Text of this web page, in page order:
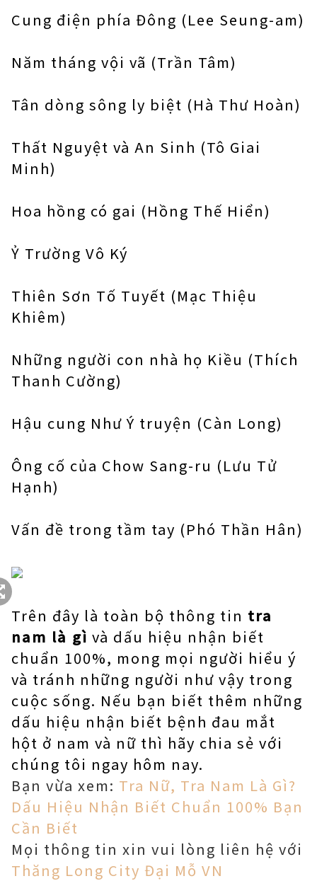
Cung điện phía Đông (Lee Seung-am)
Năm tháng vội vã (Trần Tâm)
Tân dòng sông ly biệt (Hà Thư Hoàn)
Thất Nguyệt và An Sinh (Tô Giai
Minh)
Hoa hồng có gai (Hồng Thế Hiển)
Ỷ Trường Vô Ký
Thiên Sơn Tố Tuyết (Mạc Thiệu
Khiêm)
Những người con nhà họ Kiều (Thích
Thanh Cường)
Hậu cung Như Ý truyện (Càn Long)
Ông cố của Chow Sang-ru (Lưu Tử
Hạnh)
Vấn đề trong tầm tay (Phó Thần Hân)
Trên đây là toàn bộ thông tin tra
nam là gì và dấu hiệu nhận biết
chuẩn 100%, mong mọi người hiểu ý
và tránh những người như vậy trong
cuộc sống. Nếu bạn biết thêm những
dấu hiệu nhận biết bệnh đau mắt
hột ở nam và nữ thì hãy chia sẻ với
chúng tôi ngay hôm nay.
Bạn vừa xem: Tra Nữ, Tra Nam Là Gì?
Dấu Hiệu Nhận Biết Chuẩn 100% Bạn
Cần Biết
Mọi thông tin xin vui lòng liên hệ với
Thăng Long City Đại Mỗ VN